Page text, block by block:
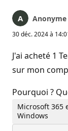
Anonyme
30 déc. 2024 à
J'ai acheté 1
sur mon
Pourquoi ?
Microsoft 365
Windows